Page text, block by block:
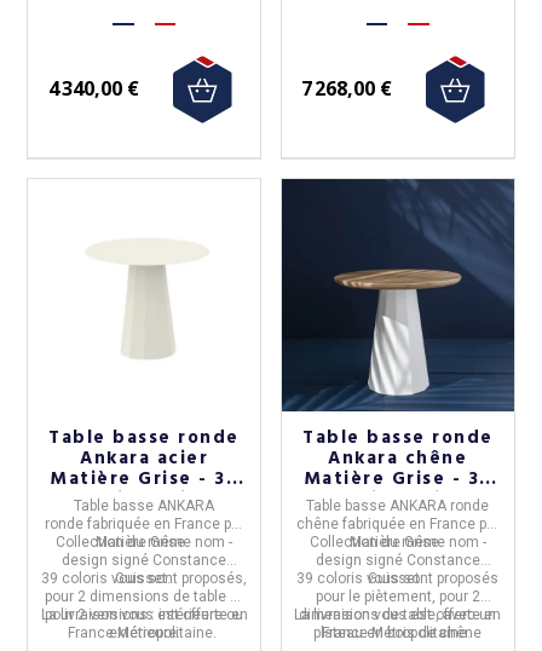
4 340,00 € 7 268,00 €
Table basse ronde
Ankara acier
Matière Grise - 39
coloris 2 tailles
Table basse ANKARA
ronde fabriquée en Francepar
Matière Grise.
Collection du même nom -
design signé Constance
Guisset.
39 coloris vous sont proposés,
pour 2 dimensions de table et
pour 2 versions : intérieure ou
extérieure.
La livraison vous est offerte en
France Métropolitaine.
Table basse ronde
Ankara chêne
Matière Grise - 39
coloris 2 tailles
Table basse ANKARA ronde
chêne fabriquée en Francepar
Matière Grise.
Collection du même nom -
design signé Constance
Guisset.
39 coloris vous sont proposés
pour le piètement, pour 2
dimensions de table, avec un
plateau en bois de chêne
La livraison vous est offerte en
France Métropolitaine.